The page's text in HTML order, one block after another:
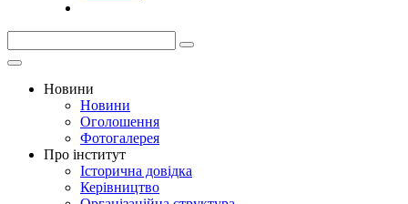
Новини
Новини
Оголошення
Фотогалерея
Про інститут
Історична довідка
Керівництво